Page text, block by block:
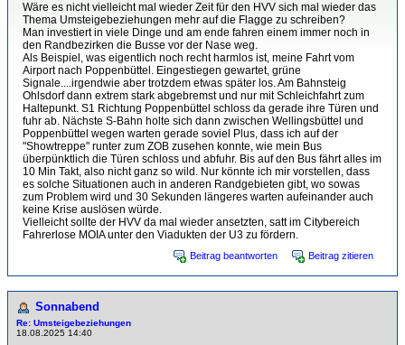
Wäre es nicht vielleicht mal wieder Zeit für den HVV sich mal wieder das
Thema Umsteigebeziehungen mehr auf die Flagge zu schreiben?
Man investiert in viele Dinge und am ende fahren einem immer noch in
den Randbezirken die Busse vor der Nase weg.
Als Beispiel, was eigentlich noch recht harmlos ist, meine Fahrt vom
Airport nach Poppenbüttel. Eingestiegen gewartet, grüne
Signale....irgendwie aber trotzdem etwas später los. Am Bahnsteig
Ohlsdorf dann extrem stark abgebremst und nur mit Schleichfahrt zum
Haltepunkt. S1 Richtung Poppenbüttel schloss da gerade ihre Türen und
fuhr ab. Nächste S-Bahn holte sich dann zwischen Wellingsbüttel und
Poppenbüttel wegen warten gerade soviel Plus, dass ich auf der
"Showtreppe" runter zum ZOB zusehen konnte, wie mein Bus
überpünktlich die Türen schloss und abfuhr. Bis auf den Bus fährt alles im
10 Min Takt, also nicht ganz so wild. Nur könnte ich mir vorstellen, dass
es solche Situationen auch in anderen Randgebieten gibt, wo sowas
zum Problem wird und 30 Sekunden längeres warten aufeinander auch
keine Krise auslösen würde.
Vielleicht sollte der HVV da mal wieder ansetzten, satt im Citybereich
Fahrerlose MOIA unter den Viadukten der U3 zu fördern.
Beitrag beantworten Beitrag zitieren
Sonnabend
Re: Umsteigebeziehungen
18.08.2025 14:40